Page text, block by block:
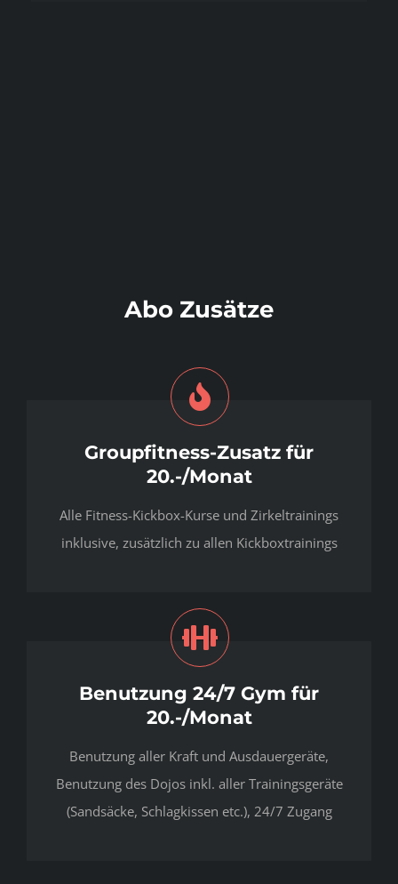
Abo Zusätze
Groupfitness-Zusatz für
20.-/Monat
Alle Fitness-Kickbox-Kurse und Zirkeltrainings
inklusive, zusätzlich zu allen Kickboxtrainings
Benutzung 24/7 Gym für
20.-/Monat
Benutzung aller Kraft und Ausdauergeräte,
Benutzung des Dojos inkl. aller Trainingsgeräte
(Sandsäcke, Schlagkissen etc.), 24/7 Zugang